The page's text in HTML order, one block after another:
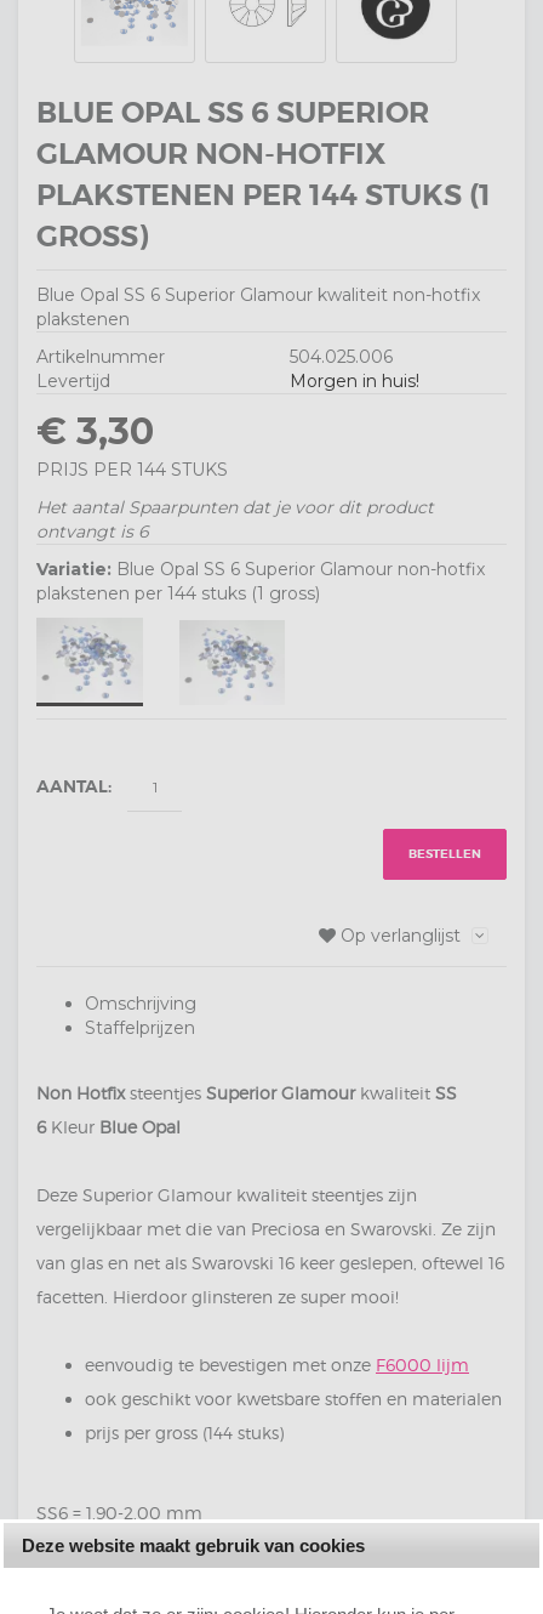
BLUE OPAL SS 6 SUPERIOR
GLAMOUR NON-HOTFIX
PLAKSTENEN PER 144 STUKS (1
GROSS)
Blue Opal SS 6 Superior Glamour kwaliteit non-hotfix
plakstenen
Artikelnummer
504.025.006
Levertijd
Morgen in huis!
€ 3,30
PRIJS PER 144 STUKS
Het aantal Spaarpunten dat je voor dit product
ontvangt is 6
Variatie: Blue Opal SS 6 Superior Glamour non-hotfix
plakstenen per 144 stuks (1 gross)
AANTAL:
BESTELLEN
Op verlanglijst
Omschrijving
Staffelprijzen
Non Hotfixsteentjes Superior Glamour kwaliteit SS
6 Kleur Blue Opal
Deze Superior Glamour kwaliteit steentjes zijn
vergelijkbaar met die van Preciosa en Swarovski. Ze zijn
van glas en net als Swarovski 16 keer geslepen, oftewel 16
facetten. Hierdoor glinsteren ze super mooi!
eenvoudig te bevestigen met onze F6000 lijm
ook geschikt voor kwetsbare stoffen en materialen
prijs per gross (144 stuks)
SS6 = 1.90-2.00 mm
Deze website maakt gebruik van cookies